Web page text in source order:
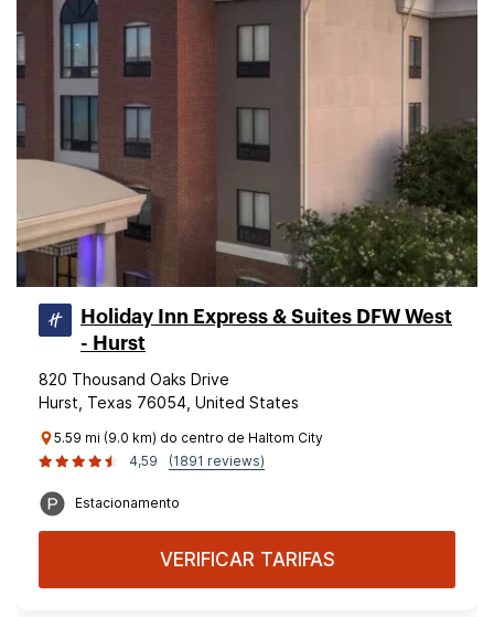
Holiday Inn Express & Suites DFW West
- Hurst
820 Thousand Oaks Drive
Hurst, Texas 76054, United States
5.59 mi (9.0 km) do centro de Haltom City
4,59
(1891 reviews)
Estacionamento
VERIFICAR TARIFAS